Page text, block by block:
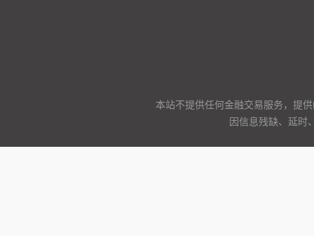
本站不提供任何金融交易服务，提
因信息残缺、延时